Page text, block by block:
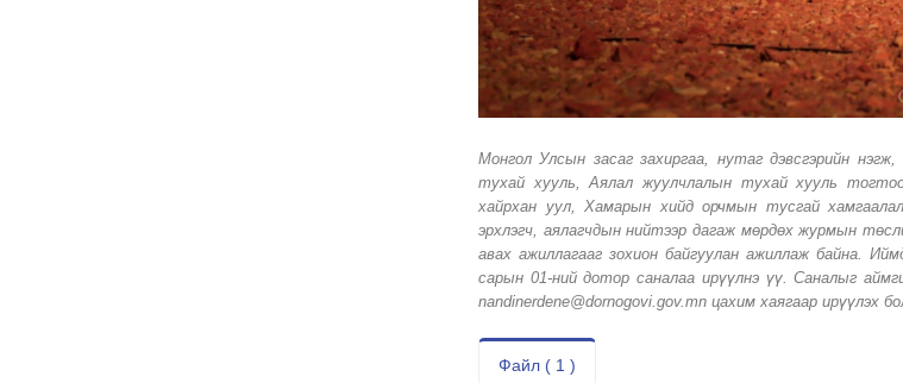
Монгол Улсын засаг захиргаа, нутаг дэвсгэрийн
тухай хууль, Аялал жуулчлалын тухай хууль
хайрхан уул, Хамарын хийд орчмын тусгай
эрхлэгч, аялагчдын нийтээр дагаж мөрдөх журмын
авах ажиллагааг зохион байгуулан ажиллаж байна.
сарын 01-ний дотор саналаа ирүүлнэ үү. Саналыг
nandinerdene@dornogovi.gov.mn цахим хаягаар ирүүлэх
Файл ( 1 )